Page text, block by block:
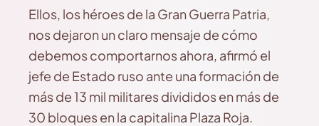
Ellos, los héroes de la Gran Guerra Patria,
nos dejaron un claro mensaje de cómo
debemos comportarnos ahora, afirmó el
jefe de Estado ruso ante una formación de
más de 13 mil militares divididos en más de
30 bloques en la capitalina Plaza Roja.